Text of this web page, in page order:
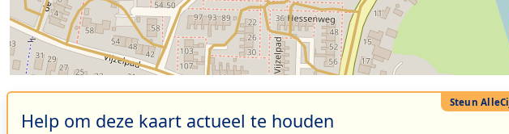
Help om deze kaart actueel te houden